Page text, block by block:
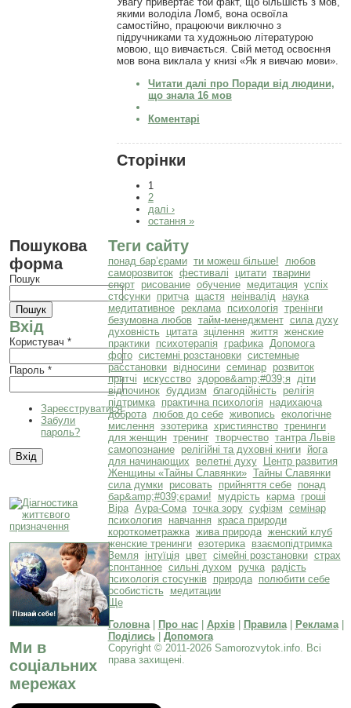
якими володіла Ломб, вона освоїла
самостійно, працюючи виключно з
підручниками та художньою літературою
мовою, що вивчається. Свій метод освоєння
мов вона виклала у книзі «Як я вивчаю мови».
Читати далі про Поради від людини,
що знала 16 мов
Коментарі
Сторінки
1
2
далі ›
остання »
Пошукова
форма
Пошук
Вхід
Користувач*
Пароль*
Зареєструватися
Забули
пароль?
Ми в
соціальних
мережах
Теги сайту
понад бар’єрами ти можеш більше!
любов
саморозвиток фестивалі цитати тварини
спорт
рисование обучение медитация успіх
стосунки
притча щастя неінвалід
наука
медитативное
реклама психологія тренінги
безумовна любов тайм-менеджмент сила духу
духовність
цитата зцілення життя женские
практики
психотерапія графика
Допомога
фото системні розстановки системные
расстановки
відносини семинар
розвиток
притчі
искусство здоров&amp;#039;я
діти
відпочинок буддизм благодійність
релігія
підтримка
практична психологія
надихаюча
доброта
любов до себе живопись екологічне
мислення эзотерика християнство тренинги
для женщин тренинг творчество тантра Львів
самопознание
релігійні та духовні книги
йога
для начинающих
велетні духу
Центр развития
Женщины «Тайны Славянки» Тайны Славянки
сила думки
рисовать прийняття себе
понад
бар&amp;#039;єрами!
мудрість карма
гроші
Віра Аура-Сома точка зору суфізм семінар
психология
навчання
краса природи
короткометражка жива природа женский клуб
женские тренинги езотерика
взаємопідтримка
Земля
інтуїція цвет сімейні розстановки страх
спонтанное сильні духом ручка
радість
психологія стосунків
природа
полюбити себе
особистість
медитации
Ще
Головна| Про нас| Архів| Правила| Реклама|
Поділись| Допомога
Copyright © 2011-2026 Samorozvytok.info. Всі
права захищені.